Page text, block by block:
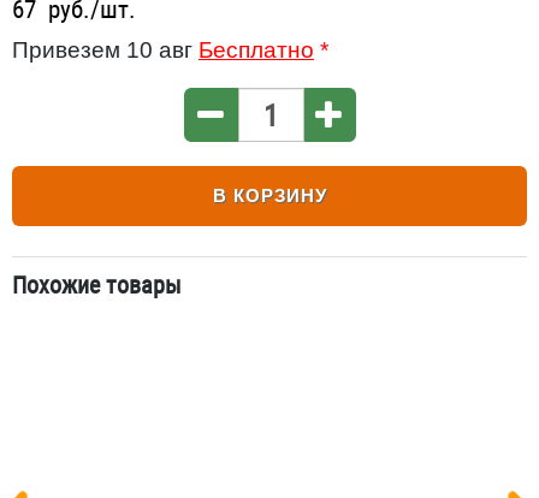
67 руб./шт.
Привезем 10 авг Бесплатно *
В КОРЗИНУ
Похожие товары